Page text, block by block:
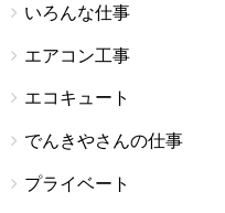
いろんな仕事
エアコン工事
エコキュート
でんきやさんの仕事
プライベート